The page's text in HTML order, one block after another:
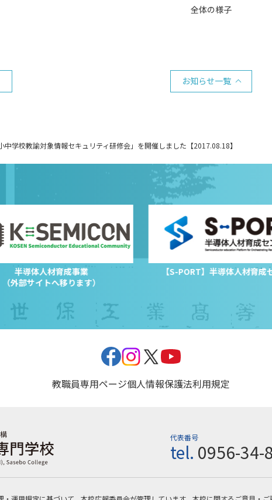
全体の様子
お知らせ一覧
中学校教諭対象情報セキュリティ研修会」を開催しました【2017.08.18】
半導体人材育成事業
（外部サイトへ移ります）
【S-PORT】半導体人材育成
教職員専用ページ個人情報保護法利用規定
代表番号
tel. 0956-34-